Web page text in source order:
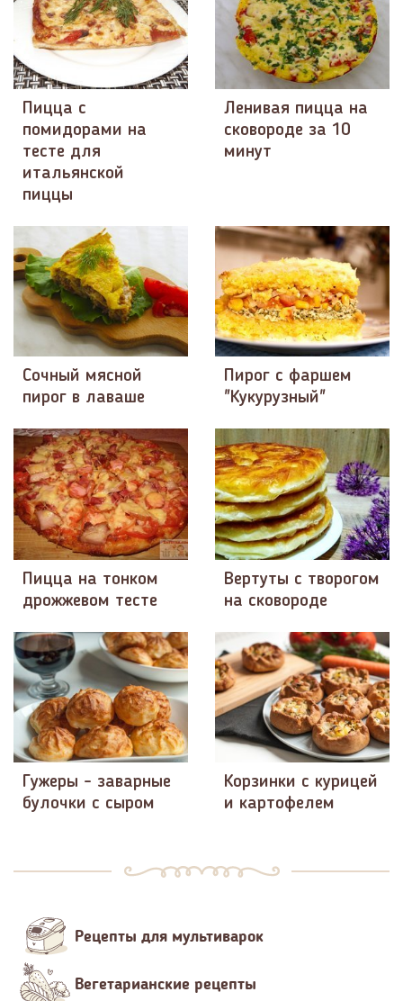
Пицца с
помидорами на
тесте для
итальянской
пиццы
Ленивая пицца на
сковороде за 10
минут
Сочный мясной
пирог в лаваше
Пирог с фаршем
"Кукурузный"
Пицца на тонком
дрожжевом тесте
Вертуты с творогом
на сковороде
Гужеры - заварные
булочки с сыром
Корзинки с курицей
и картофелем
Рецепты для мультиварок
Вегетарианские рецепты